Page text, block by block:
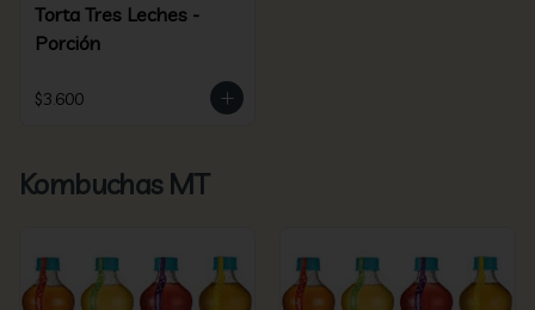
Torta Tres Leches -
Porción
$3.600
Kombuchas MT